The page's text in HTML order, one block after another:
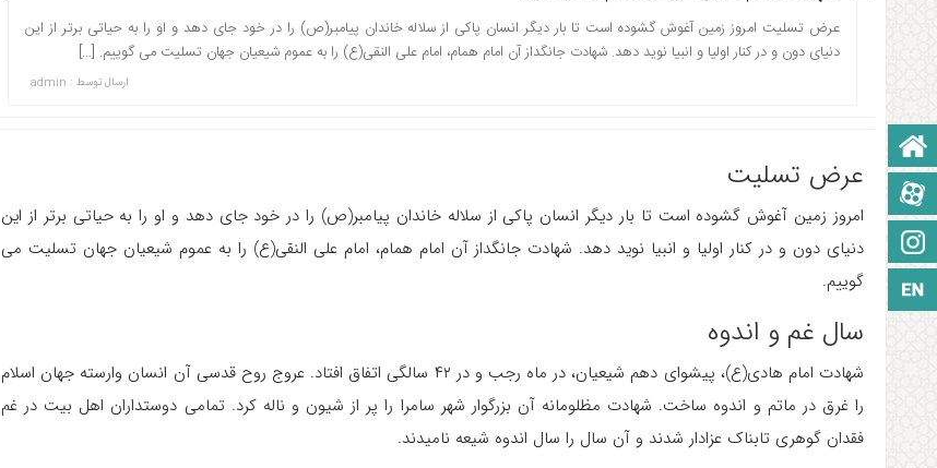
اینستاگرام
زبان انگلیسی
عرض تسلیت امروز زمین آغوش گشوده است تا بار دیگر انسان پاکی از سلاله خاندان پیامبر(ص) را در خود جای دهد و او را به حیاتی برتر از این
دنیای دون و در کنار اولیا و انبیا نوید دهد. شهادت جانگداز آن امام همام، امام علی النقی(ع) را به عموم شیعیان جهان تسلیت می گوییم. […]
ارسال توسط : admin
عرض تسلیت
امروز زمین آغوش گشوده است تا بار دیگر انسان پاکی از سلاله خاندان پیامبر(ص) را در خود جای دهد و او را به حیاتی برتر از این
دنیای دون و در کنار اولیا و انبیا نوید دهد. شهادت جانگداز آن امام همام، امام علی النقی(ع) را به عموم شیعیان جهان تسلیت می
گوییم.
سال غم و اندوه
شهادت امام هادی(ع)، پیشوای دهم شیعیان، در ماه رجب و در ۴۲ سالگی اتفاق افتاد. عروج روح قدسی آن انسان وارسته جهان اسلام
را غرق در ماتم و اندوه ساخت. شهادت مظلومانه آن بزرگوار شهر سامرا را پر از شیون و ناله کرد. تمامی دوستداران اهل بیت در غم
فقدان گوهری تابناک عزادار شدند و آن سال را سال اندوه شیعه نامیدند.